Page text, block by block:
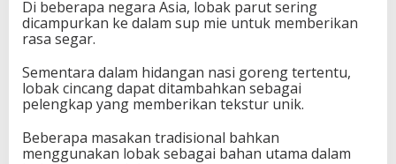
Di beberapa negara Asia, lobak parut sering
dicampurkan ke dalam sup mie untuk memberikan
rasa segar.
Sementara dalam hidangan nasi goreng tertentu,
lobak cincang dapat ditambahkan sebagai
pelengkap yang memberikan tekstur unik.
Beberapa masakan tradisional bahkan
menggunakan lobak sebagai bahan utama dalam